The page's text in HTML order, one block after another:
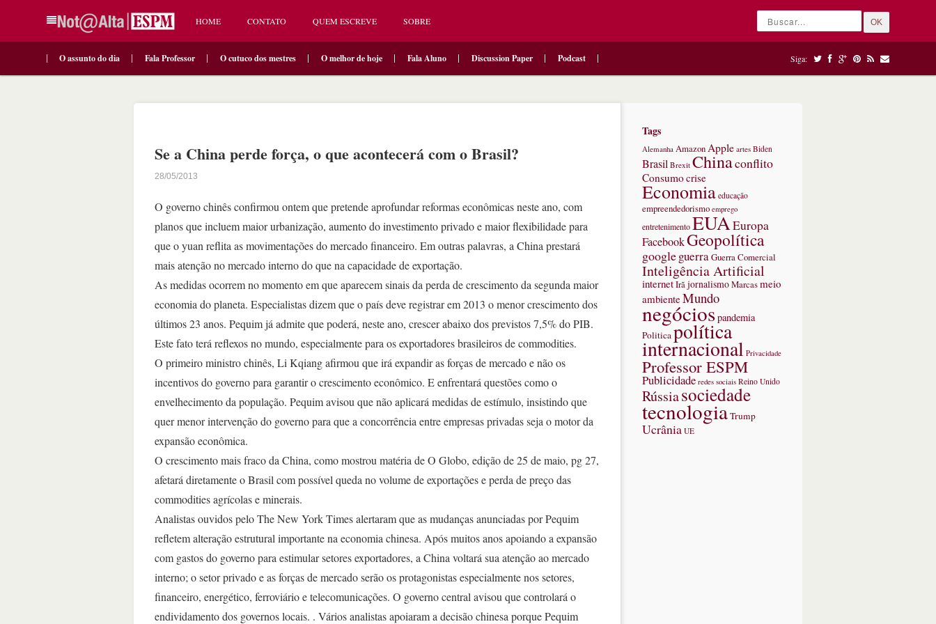
HOME CONTATO QUEM ESCREVE SOBRE OK
O assunto do dia Fala Professor O cutuco dos mestres O melhor de hoje Fala Aluno Discussion Paper Podcast Siga:
Se a China perde força, o que acontecerá com o Brasil?
28/05/2013
O governo chinês confirmou ontem que pretende aprofundar reformas econômicas neste ano, com
planos que incluem maior urbanização, aumento do investimento privado e maior flexibilidade para
que o yuan reflita as movimentações do mercado financeiro. Em outras palavras, a China prestará
mais atenção no mercado interno do que na capacidade de exportação.
As medidas ocorrem no momento em que aparecem sinais da perda de crescimento da segunda maior
economia do planeta. Especialistas dizem que o país deve registrar em 2013 o menor crescimento dos
últimos 23 anos. Pequim já admite que poderá, neste ano, crescer abaixo dos previstos 7,5% do PIB.
Este fato terá reflexos no mundo, especialmente para os exportadores brasileiros de commodities.
O primeiro ministro chinês, Li Kqiang afirmou que irá expandir as forças de mercado e não os
incentivos do governo para garantir o crescimento econômico. E enfrentará questões como o
envelhecimento da população. Pequim avisou que não aplicará medidas de estímulo, insistindo que
quer menor intervenção do governo para que a concorrência entre empresas privadas seja o motor da
expansão econômica.
O crescimento mais fraco da China, como mostrou matéria de O Globo, edição de 25 de maio, pg 27,
afetará diretamente o Brasil com possível queda no volume de exportações e perda de preço das
commodities agrícolas e minerais.
Analistas ouvidos pelo The New York Times alertaram que as mudanças anunciadas por Pequim
refletem alteração estrutural importante na economia chinesa. Após muitos anos apoiando a expansão
com gastos do governo para estimular setores exportadores, a China voltará sua atenção ao mercado
interno; o setor privado e as forças de mercado serão os protagonistas especialmente nos setores,
financeiro, energético, ferroviário e telecomunicações. O governo central avisou que controlará o
endividamento dos governos locais. . Vários analistas apoiaram a decisão chinesa porque Pequim
Tags
Alemanha Amazon Apple artes Biden
Brasil Brexit Chinaconflito
Consumocrise
Economia educação
empreendedorismo emprego
entretenimentoEUAEuropa
FacebookGeopolítica
googleguerraGuerra Comercial
Inteligência Artificial
internetIrãjornalismoMarcasmeio
ambienteMundo
negóciospandemia
Politicapolítica
internacional Privacidade
Professor ESPM
Publicidade redes sociais Reino Unido
Rússiasociedade
tecnologiaTrump
Ucrânia UE